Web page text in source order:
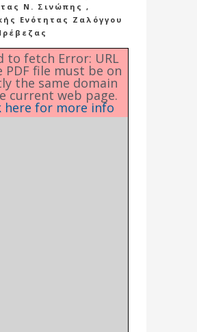
Ν. Σινώπης ,
Ενότητας Ζαλόγγου
to fetch Error: URL
PDF file must be on
the same domain
current web page.
here for more info